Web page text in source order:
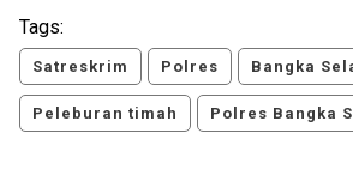
Tags:
Satreskrim Polres Bangka
Peleburan timah Polres Bangka